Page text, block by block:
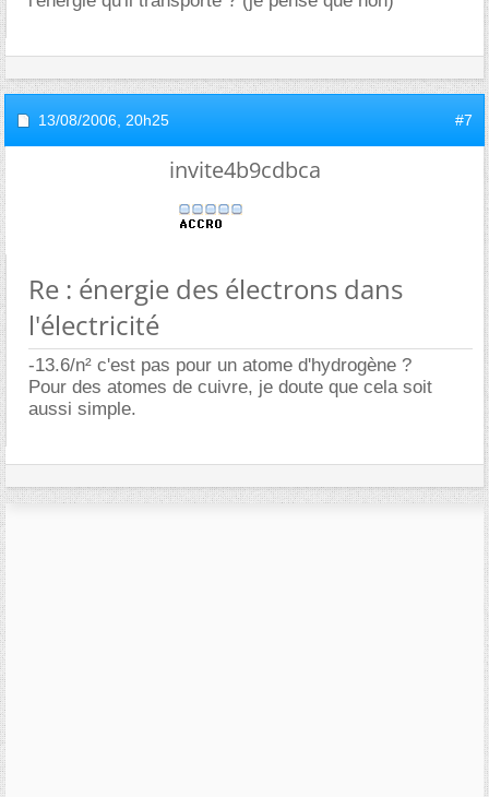
13/08/2006, 20h25 #7
invite4b9cdbca
Re : énergie des électrons dans
l'électricité
-13.6/n² c'est pas pour un atome d'hydrogène ?
Pour des atomes de cuivre, je doute que cela soit
aussi simple.